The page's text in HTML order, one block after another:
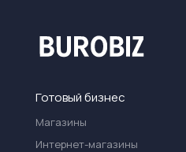
Готовый бизнес
Магазины
Интернет-магазины